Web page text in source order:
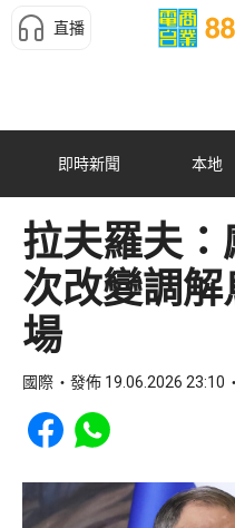
直播
即時新聞 本地
拉夫羅夫
次改變調
場
國際 發佈 19.06.2026 23:10
Share to Facebook
Share to WhatsApp